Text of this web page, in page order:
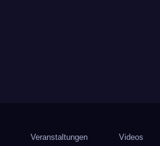
Veranstaltungen Videos